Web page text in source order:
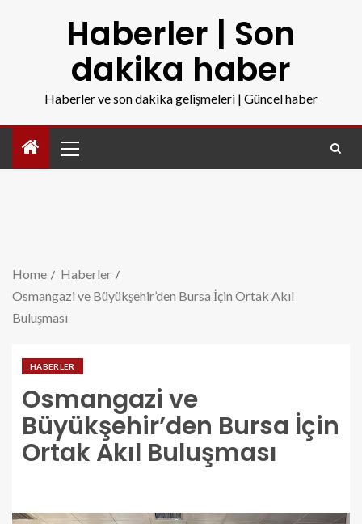
Haberler | Son
dakika haber
Haberler ve son dakika gelişmeleri | Güncel haber
Home
Haberler
Osmangazi ve Büyükşehir’den Bursa İçin Ortak Akıl
Buluşması
HABERLER
Osmangazi ve
Büyükşehir’den Bursa İçin
Ortak Akıl Buluşması